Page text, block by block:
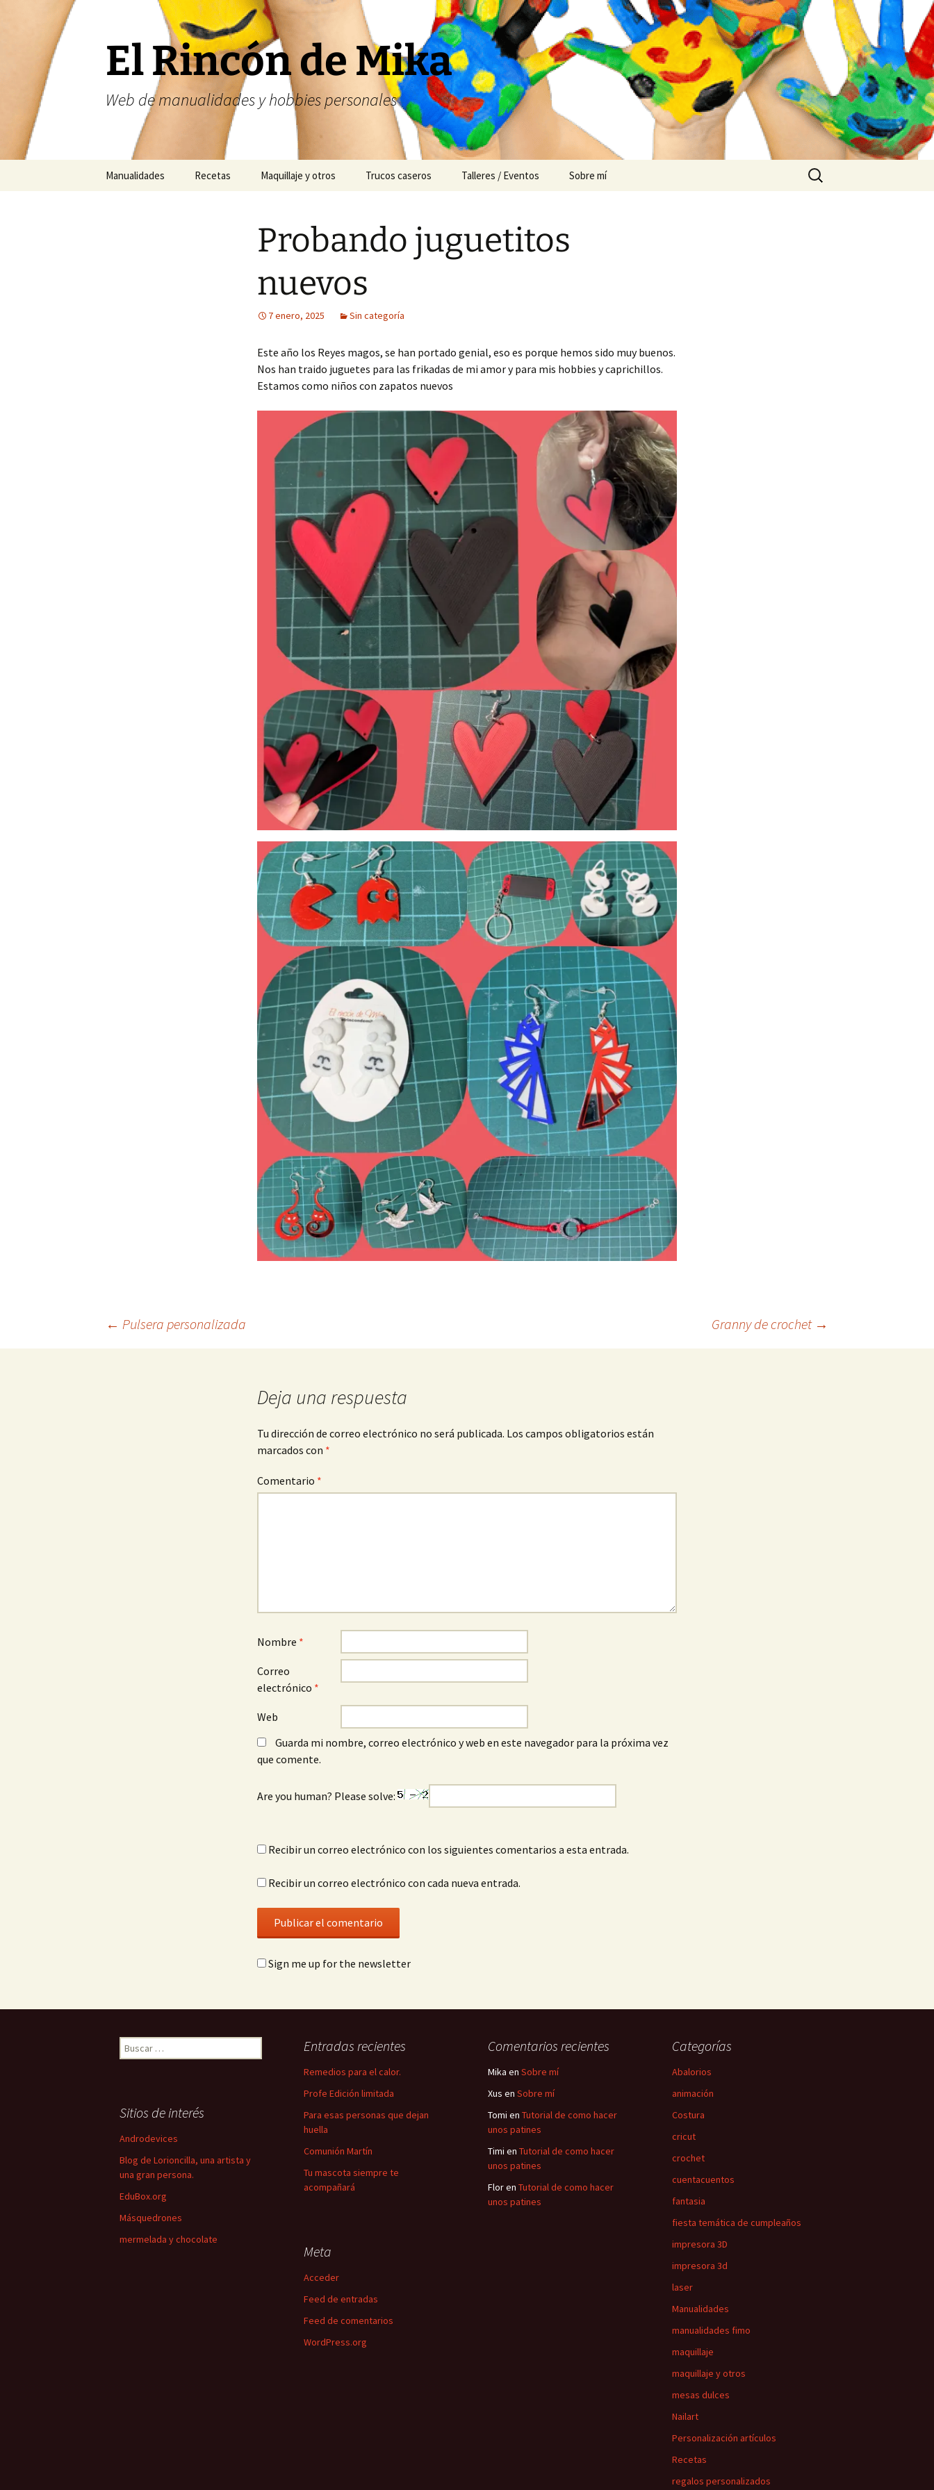
El Rincón de Mika
Web de manualidades y hobbies personales
Manualidades Recetas Maquillaje y otros Trucos caseros Talleres / Eventos
Mesas dulces
Sobre mí
Buscar:
Probando juguetitos
nuevos
7 enero, 2025 Sin categoría
Este año los Reyes magos, se han portado genial, eso es porque hemos sido muy buenos.
Nos han traido juguetes para las frikadas de mi amor y para mis hobbies y caprichillos.
Estamos como niños con zapatos nuevos
Navegación
← Pulsera personalizada Granny de crochet →
Deja una respuesta
Tu dirección de correo electrónico no será publicada. Los campos obligatorios están
marcados con *
Comentario *
Nombre *
Correo
electrónico *
Web
Guarda mi nombre, correo electrónico y web en este navegador para la próxima vez
que comente.
Are you human? Please solve:
Recibir un correo electrónico con los siguientes comentarios a esta entrada.
Recibir un correo electrónico con cada nueva entrada.
Sign me up for the newsletter
Buscar: Entradas recientes
Remedios para el calor.
Profe Edición limitada
Para esas personas que dejan
huella
Comunión Martín
Tu mascota siempre te
acompañará
Comentarios recientes
Mika en Sobre mí
Xus en Sobre mí
Tomi en Tutorial de como hacer
unos patines
Timi en Tutorial de como hacer
unos patines
Floren Tutorial de como hacer
unos patines
Categorías
Abalorios
animación
Costura
cricut
crochet
cuentacuentos
fantasia
fiesta temática de cumpleaños
impresora 3D
impresora 3d
laser
Manualidades
manualidades fimo
maquillaje
maquillaje y otros
mesas dulces
Nailart
Personalización artículos
Recetas
regalos personalizados
Sitios de interés
Androdevices
Blog de Lorioncilla, una artista y
una gran persona.
EduBox.org
Másquedrones
mermelada y chocolate
Meta
Acceder
Feed de entradas
Feed de comentarios
WordPress.org